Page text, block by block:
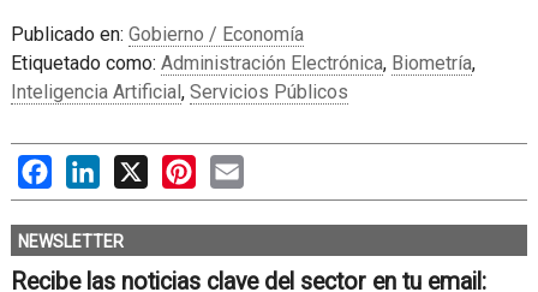
Publicado en: Gobierno / Economía
Etiquetado como: Administración Electrónica, Biometría,
Inteligencia Artificial, Servicios Públicos
FacebookLinkedIn
X PinterestEmail
NEWSLETTER
Recibe las noticias clave del sector en tu email: